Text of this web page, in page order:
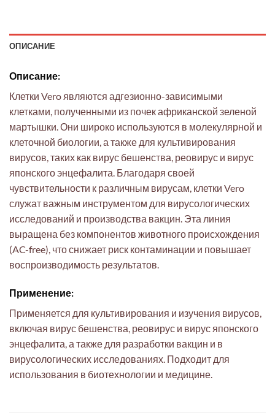
ОПИСАНИЕ
Описание:
Клетки Vero являются адгезионно-зависимыми
клетками, полученными из почек африканской зеленой
мартышки. Они широко используются в молекулярной и
клеточной биологии, а также для культивирования
вирусов, таких как вирус бешенства, реовирус и вирус
японского энцефалита. Благодаря своей
чувствительности к различным вирусам, клетки Vero
служат важным инструментом для вирусологических
исследований и производства вакцин. Эта линия
выращена без компонентов животного происхождения
(AC-free), что снижает риск контаминации и повышает
воспроизводимость результатов.
Применение:
Применяется для культивирования и изучения вирусов,
включая вирус бешенства, реовирус и вирус японского
энцефалита, а также для разработки вакцин и в
вирусологических исследованиях. Подходит для
использования в биотехнологии и медицине.